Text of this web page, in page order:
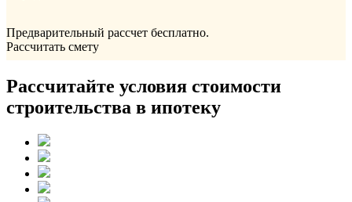
Предварительный рассчет бесплатно.
Рассчитать смету
Рассчитайте условия стоимости
строительства в ипотеку